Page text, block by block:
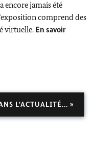
encore jamais été
comprend des
virtuelle. En savoir
L'ACTUALITÉ... »